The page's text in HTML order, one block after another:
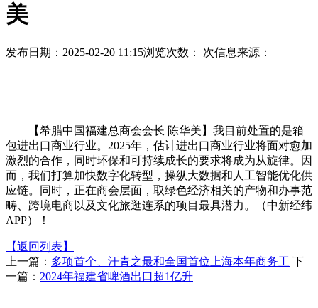
美
发布日期：2025-02-20 11:15浏览次数： 次信息来源：
【希腊中国福建总商会会长 陈华美】我目前处置的是箱
包进出口商业行业。2025年，估计进出口商业行业将面对愈加
激烈的合作，同时环保和可持续成长的要求将成为从旋律。因
而，我们打算加快数字化转型，操纵大数据和人工智能优化供
应链。同时，正在商会层面，取绿色经济相关的产物和办事范
畴、跨境电商以及文化旅逛连系的项目最具潜力。（中新经纬
APP）！
【返回列表】
上一篇： 多项首个、汗青之最和全国首位上海本年商务工 下
一篇： 2024年福建省啤酒出口超1亿升